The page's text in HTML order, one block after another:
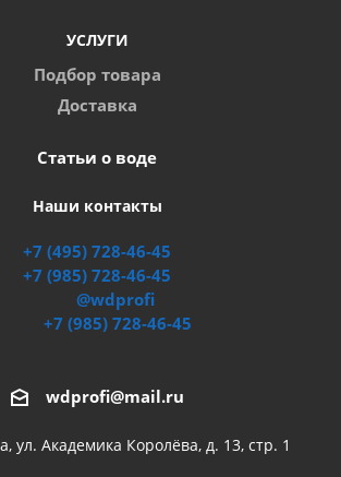
УСЛУГИ
Подбор товара
Доставка
Статьи о воде
Наши контакты
+7 (495) 728-46-45
+7 (985) 728-46-45
@wdprofi
+7 (985) 728-46-45
wdprofi@mail.ru
ул. Академика Королёва, д. 13, стр. 1